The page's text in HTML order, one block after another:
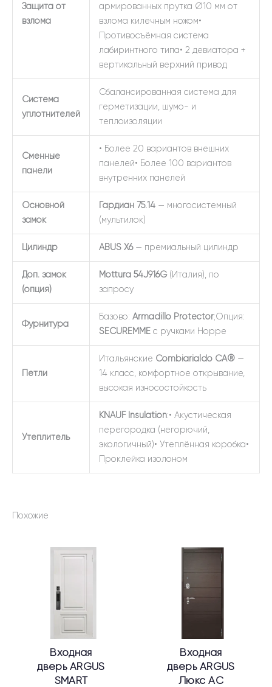
Защита от
взлома
армированных прутка Ø10 мм от
взлома килечным ножом•
Противосъёмная система
лабиринтного типа• 2 девиатора +
вертикальный верхний привод
Система
уплотнителей
Сбалансированная система для
герметизации, шумо- и
теплоизоляции
Сменные
панели
• Более 20 вариантов внешних
панелей• Более 100 вариантов
внутренних панелей
Основной
замок
Гардиан 75.14— многосистемный
(мультилок)
Цилиндр ABUS X6— премиальный цилиндр
Доп. замок
(опция)
Mottura 54J916G(Италия), по
запросу
Фурнитура
Базово: Armadillo Protector;Опция:
SECUREMMEс ручками Hoppe
Петли
Итальянские Combiarialdo СА®—
14 класс, комфортное открывание,
высокая износостойкость
Утеплитель
KNAUF Insulation:• Акустическая
перегородка (негорючий,
экологичный)• Утеплённая коробка•
Проклейка изолоном
Похожие
Входная
дверь ARGUS
SMART
Опции
выбрать
на
странице
товара.
Входная
дверь ARGUS
Люкс АС
товар
вариаций.
выбрать
на
странице
товара.